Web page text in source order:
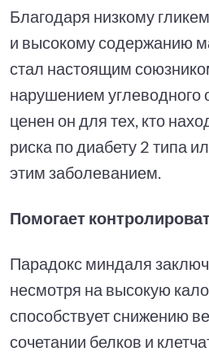
Благодаря низкому
и высокому содержанию
стал настоящим
нарушением
ценен он для тех, кто
риска по диабету 2 типа
этим заболеванием.
Помогает
Парадокс миндаля
несмотря на высокую
способствует снижению
сочетании белков и